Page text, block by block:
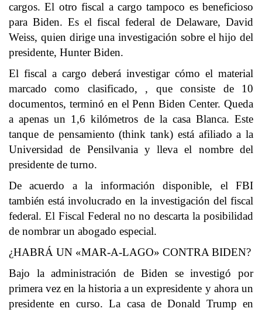
cargos. El otro fiscal a cargo tampoco es beneficioso
para Biden. Es el fiscal federal de Delaware, David
Weiss, quien dirige una investigación sobre el hijo del
presidente, Hunter Biden.
El fiscal a cargo deberá investigar cómo el material
marcado como clasificado, , que consiste de 10
documentos, terminó en el Penn Biden Center. Queda
a apenas un 1,6 kilómetros de la casa Blanca. Este
tanque de pensamiento (think tank) está afiliado a la
Universidad de Pensilvania y lleva el nombre del
presidente de turno.
De acuerdo a la información disponible, el FBI
también está involucrado en la investigación del fiscal
federal. El Fiscal Federal no no descarta la posibilidad
de nombrar un abogado especial.
¿HABRÁ UN «MAR-A-LAGO» CONTRA BIDEN?
Bajo la administración de Biden se investigó por
primera vez en la historia a un expresidente y ahora un
presidente en curso. La casa de Donald Trump en